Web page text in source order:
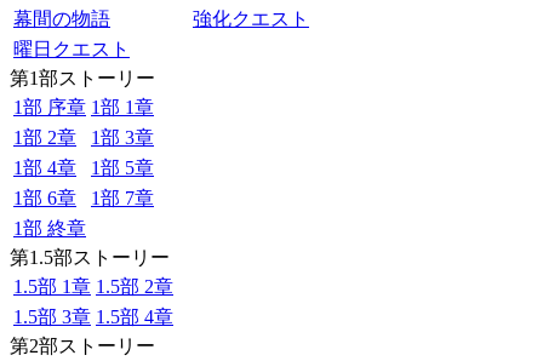
幕間の物語
強化クエスト
曜日クエスト
第1部ストーリー
1部 序章 1部 1章
1部 2章
1部 3章
1部 4章
1部 5章
1部 6章
1部 7章
1部 終章
第1.5部ストーリー
1.5部 1章 1.5部 2章
1.5部 3章 1.5部 4章
第2部ストーリー